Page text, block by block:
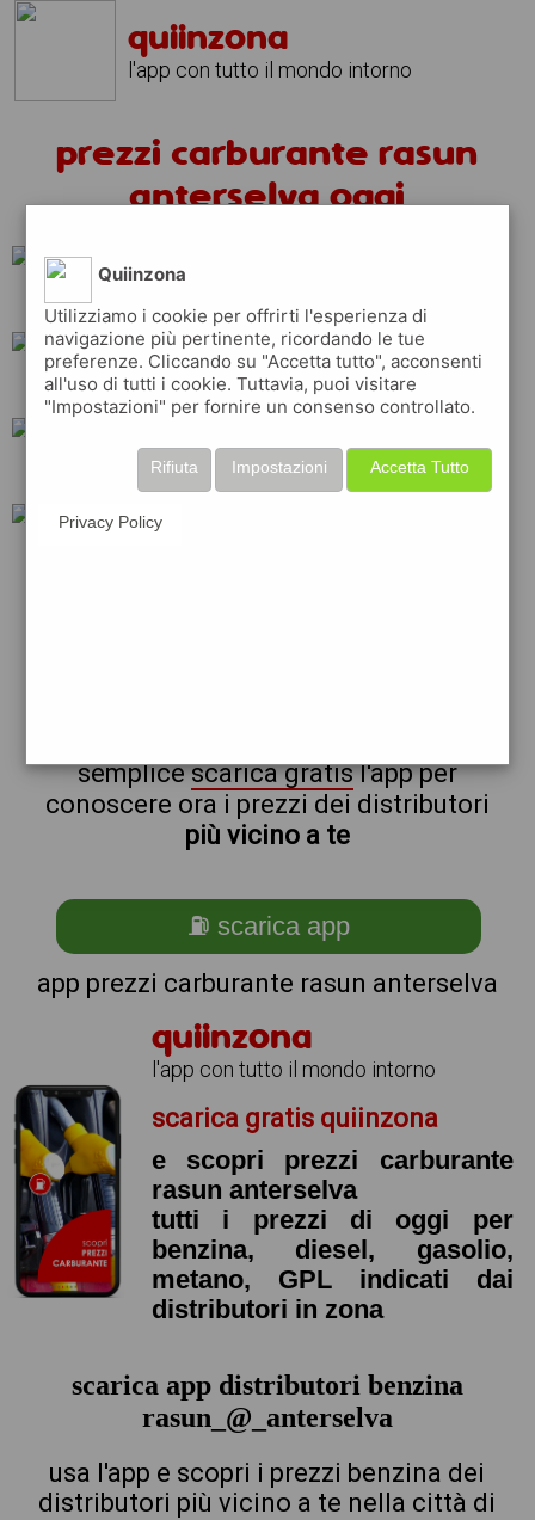
quiinzona
l'app con tutto il mondo intorno
prezzi carburante rasun
anterselva oggi
q8
tamoil esso
shell api
semplicescarica gratisl'app per
conoscere ora i prezzi dei distributori
più vicino a te
⛽ scarica app
app prezzi carburante rasun anterselva
quiinzona
l'app con tutto il mondo intorno
scarica gratis quiinzona
e scopri prezzi carburante
rasun anterselva
tutti i prezzi di oggi per
benzina, diesel, gasolio,
metano, GPL indicati dai
distributori in zona
scarica app distributori benzina
rasun_@_anterselva
usa l'app e scopri i prezzi benzina dei
distributori più vicino a te nella città di
Quiinzona
Utilizziamo i cookie per offrirti l'esperienza di
navigazione più pertinente, ricordando le tue
preferenze. Cliccando su "Accetta tutto", acconsenti
all'uso di tutti i cookie. Tuttavia, puoi visitare
"Impostazioni" per fornire un consenso controllato.
Accetta Tutto
Impostazioni
Rifiuta
Privacy Policy